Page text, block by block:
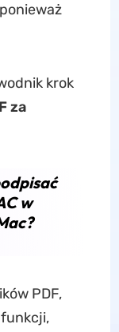
krok
za
w
PDF,